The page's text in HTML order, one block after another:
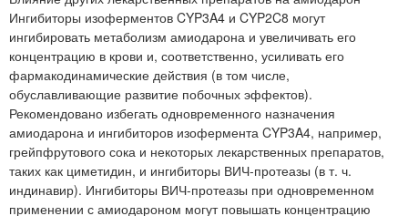
Ингибиторы изоферментов CYP3A4 и CYP2C8 могут
ингибировать метаболизм амиодарона и увеличивать его
концентрацию в крови и, соответственно, усиливать его
фармакодинамические действия (в том числе,
обуславливающие развитие побочных эффектов).
Рекомендовано избегать одновременного назначения
амиодарона и ингибиторов изофермента CYP3A4, например,
грейпфрутового сока и некоторых лекарственных препаратов,
таких как циметидин, и ингибиторы ВИЧ-протеазы (в т. ч.
индинавир). Ингибиторы ВИЧ-протеазы при одновременном
применении с амиодароном могут повышать концентрацию